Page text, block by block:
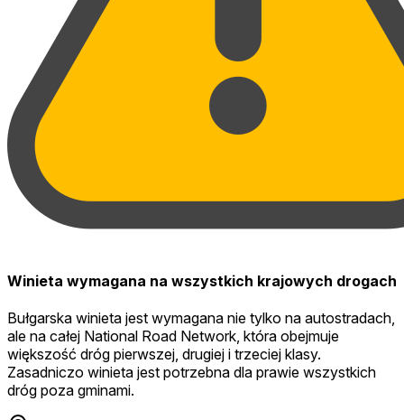
Winieta wymagana na wszystkich krajowych drogach
Bułgarska winieta jest wymagana nie tylko na autostradach,
ale na całej National Road Network, która obejmuje
większość dróg pierwszej, drugiej i trzeciej klasy.
Zasadniczo winieta jest potrzebna dla prawie wszystkich
dróg poza gminami.